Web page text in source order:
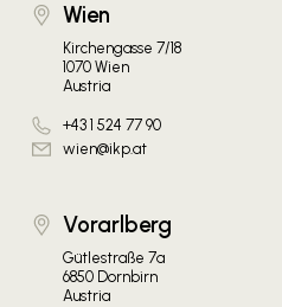
Wien
Kirchengasse 7/18
1070 Wien
Austria
+43 1 524 77 90
wien@ikp.at
Vorarlberg
Gütlestraße 7a
6850 Dornbirn
Austria